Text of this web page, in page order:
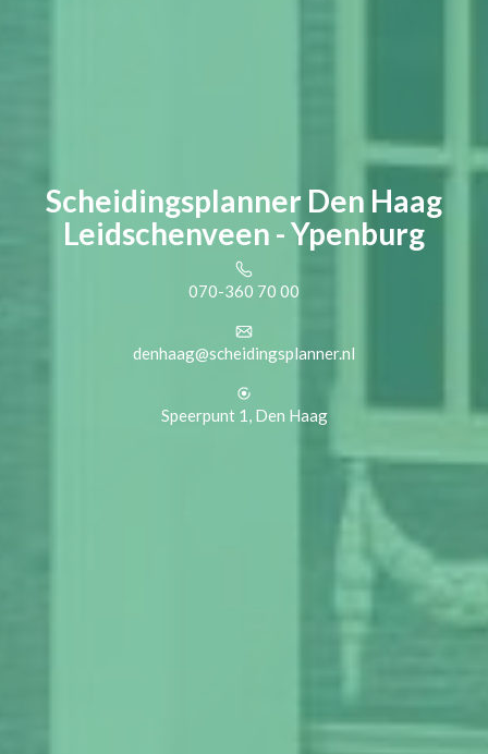
Scheidingsplanner Den Haag
Leidschenveen - Ypenburg
070-360 70 00
denhaag@scheidingsplanner.nl
Speerpunt 1, Den Haag